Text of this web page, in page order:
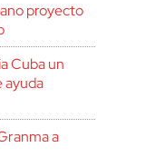
proyecto
Cuba un
ayuda
a